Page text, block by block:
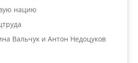
нацию
Вальчук и Антон Недоцуков